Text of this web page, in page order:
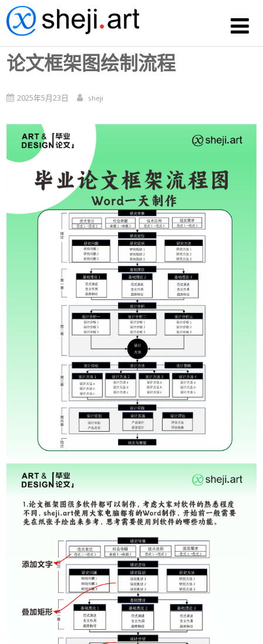
论文框架图绘制流程
2025年5月23日 sheji